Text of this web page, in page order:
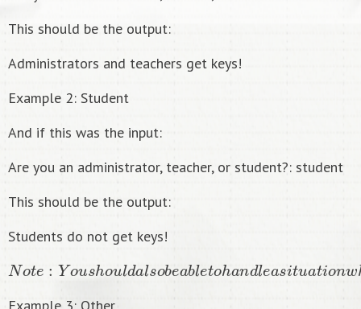
This should be the output:
Administrators and teachers get keys!
Example 2: Student
And if this was the input:
Are you an administrator, teacher, or student?: student
This should be the output:
Students do not get keys!
No ou ou a ls o e le ha e
Example 3: Other